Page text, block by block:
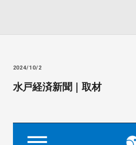
2024/10/2
水戸経済新聞｜取材